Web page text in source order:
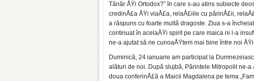
Tânăr ÅŸi Ortodox?” în care s-au atins subiecte
credinÅ£a ÅŸi viaÅ£a, relaÅ£iile cu părinÅ£ii,
a răspuns cu foarte multă dragoste. Ziua s-a
continuat în acelaÅŸi spirit pe care maica ni l-a
ne-a ajutat să ne cunoaÅŸtem mai bine între noi
Duminică, 24 ianuarie am participat la
alături de noi. După slujbă, Părintele Mitropolit ne-
doua conferinÅ£ă a Maicii Magdalena pe tema